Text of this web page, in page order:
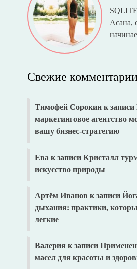
Асана,
Свежие
Тимофей Сорокин к записи
маркетинговое агентство
вашу бизнес-стратегию
Ева к записи Кристалл
искусство природы
Артём Иванов к записи
дыхания: практики,
легкие
Валерия к записи
масел для красоты и